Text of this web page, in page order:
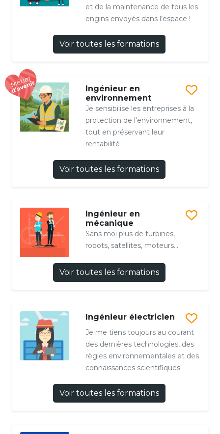
et de la maintenance de tous les
engins envoyés dans l’espace !
Voir toutes les formations
Ingénieur en
environnement
Je sensibilise les entreprises à la
protection de l’environnement,
tout en préservant leur
rentabilité
Voir toutes les formations
Ingénieur en
mécanique
Sans moi plus de turbines,
robots, satellites, moteurs...
Voir toutes les formations
Ingénieur électricien
Je me tiens toujours au courant
des dernières technologies, des
règles environnementales et des
connaissances scientifiques.
Voir toutes les formations